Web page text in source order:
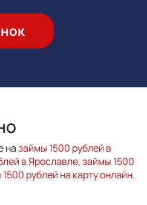
назаймы 1500 рублей в
в Ярославле,займы 1500
рублей на карту онлайн.